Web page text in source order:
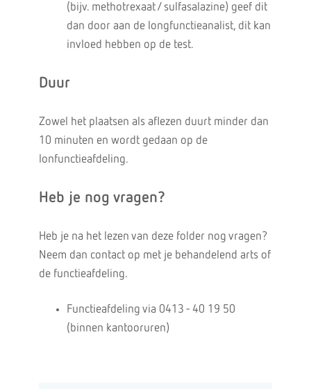
(bijv. methotrexaat / sulfasalazine) geef dit
dan door aan de longfunctieanalist, dit kan
invloed hebben op de test.
Duur
Zowel het plaatsen als aflezen duurt minder dan
10 minuten en wordt gedaan op de
lonfunctieafdeling.
Heb je nog vragen?
Heb je na het lezen van deze folder nog vragen?
Neem dan contact op met je behandelend arts of
de functieafdeling.‌
Functieafdeling via 0413 - 40 19 50
(binnen kantooruren)